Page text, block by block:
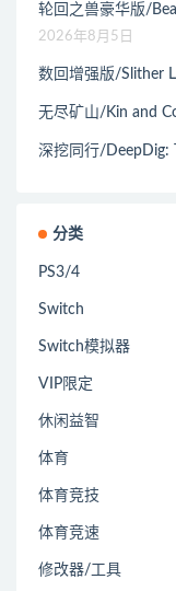
轮回之兽豪华版/
2026年8月5日
数回增强版/Slither
无尽矿山/Kin and
深挖同行/DeepDig:
分类
PS3/4
Switch
Switch模拟器
VIP限定
休闲益智
体育
体育竞技
体育竞速
修改器/工具